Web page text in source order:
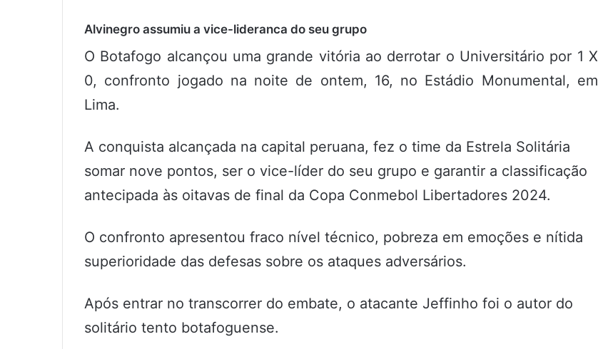
Alvinegro assumiu a vice-lideranca do seu grupo
O Botafogo alcançou uma grande vitória ao derrotar o Universitário por 1 X
0, confronto jogado na noite de ontem, 16, no Estádio Monumental, em
Lima.
A conquista alcançada na capital peruana, fez o time da Estrela Solitária
somar nove pontos, ser o vice-líder do seu grupo e garantir a classificação
antecipada às oitavas de final da Copa Conmebol Libertadores 2024.
O confronto apresentou fraco nível técnico, pobreza em emoções e nítida
superioridade das defesas sobre os ataques adversários.
Após entrar no transcorrer do embate, o atacante Jeffinho foi o autor do
solitário tento botafoguense.